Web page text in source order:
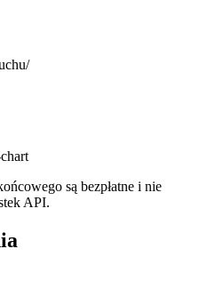
/
są bezpłatne i nie
API.